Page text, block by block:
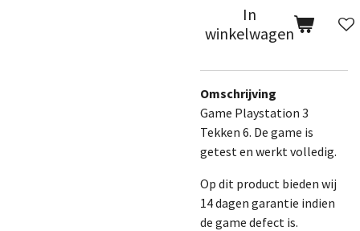
In
winkelwagen
Omschrijving
Game Playstation 3
Tekken 6. De game is
getest en werkt volledig.
Op dit product bieden wij
14 dagen garantie indien
de game defect is.